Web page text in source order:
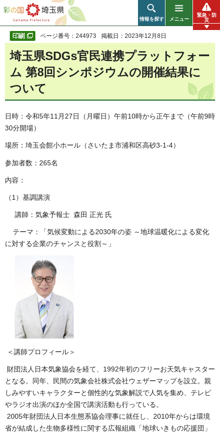
彩の国 埼玉県
情報を探す メニュー
緊急・防
災
ページ番号：244973 掲載日：2023年12月8日
埼玉県SDGs官民連携プラットフォー
ム 第8回シンポジウムの開催結果に
ついて
日時：令和5年11月27日（月曜日）午前10時から正午まで（午前9時
30分開場）
場所：埼玉会館小ホール（さいたま市浦和区高砂3-1-4）
参加者数：265名
内容：
（1）基調講演
講師：気象予報士 森田 正光 氏
テーマ：「気候変動による2030年の姿 ～地球温暖化による変化
に対する企業のチャンスと役割～」
＜講師プロフィール＞
財団法人日本気象協会を経て、1992年初のフリーお天気キャスター
となる。同年、民間の気象会社株式会社ウェザーマップを設立。親
しみやすいキャラクターと個性的な気象解説で人気を集め、テレビ
やラジオ出演のほか全国で講演活動も行っている。
2005年財団法人日本生態系協会理事に就任し、2010年からは環境
省が結成した生物多様性に関する広報組織「地球いきもの応援団」